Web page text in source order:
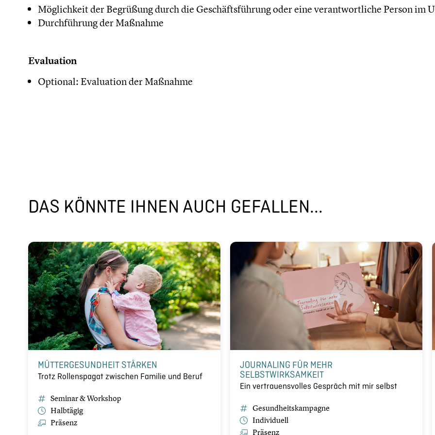
Möglichkeit der Begrüßung durch die Geschäftsführung oder eine verantwortliche Person im
Durchführung der Maßnahme
Evaluation
Optional: Evaluation der Maßnahme
DAS KÖNNTE IHNEN AUCH GEFALLEN...
MÜTTERGESUNDHEIT STÄRKEN
Trotz Rollenspagat zwischen Familie und Beruf
Seminar & Workshop
Halbtägig
Präsenz
JOURNALING FÜR MEHR
SELBSTWIRKSAMKEIT
Ein vertrauensvolles Gespräch mit mir selbst
Gesundheitskampagne
Individuell
Präsenz